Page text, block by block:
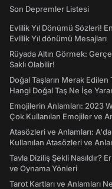
Son Depremler Listesi
Evlilik Yıl Dönümü Sözleri!
Evlilik Yıl dönümü Mesajları
Rüyada Altın Görmek:
Saklı Olabilir!
Doğal Taşların Merak
Hangi Doğal Taş Ne İşe
Emojilerin Anlamları: 2023
Çok Kullanılan Emojiler ve
Atasözleri ve Anlamları:
Kullanılan Atasözleri ve
Tavla Diziliş Şekli Nasıldır?
ve Oynama Yönleri
Tarot Kartları ve Anlamları